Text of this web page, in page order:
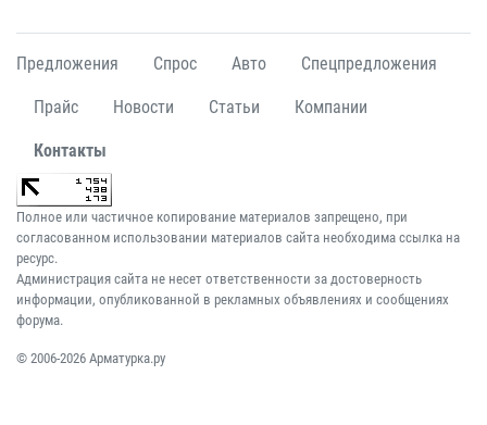
Предложения Спрос Авто Спецпредложения
Прайс Новости Статьи Компании
Контакты
Полное или частичное копирование материалов запрещено, при
согласованном использовании материалов сайта необходима ссылка на
ресурс.
Администрация сайта не несет ответственности за достоверность
информации, опубликованной в рекламных объявлениях и сообщениях
форума.
© 2006-2026 Арматурка.ру